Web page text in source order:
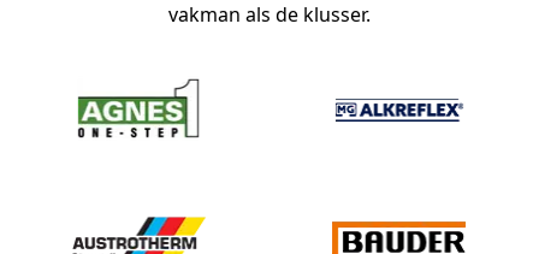
vakman als de klusser.